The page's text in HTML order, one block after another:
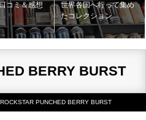
コミ＆感想
世界各国へ行って集め
たコレクション
BERRY BURST
ROCKSTAR PUNCHED BERRY BURST